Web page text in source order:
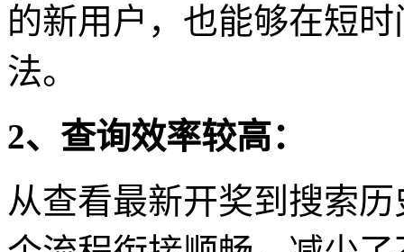
的新用户，也能够在短
法。
2、查询效率较高：
从查看最新开奖到搜索